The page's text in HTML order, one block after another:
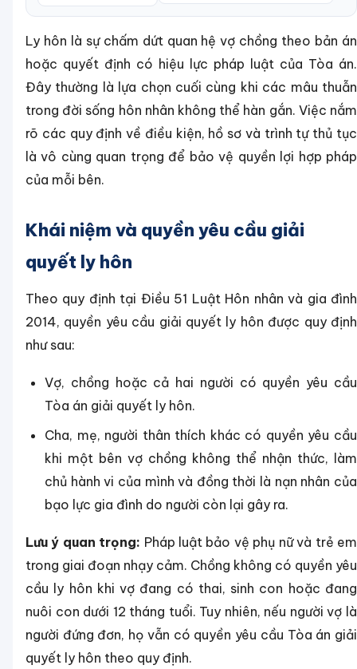
Ly hôn là sự chấm dứt quan hệ vợ chồng theo bản án
hoặc quyết định có hiệu lực pháp luật của Tòa án.
Đây thường là lựa chọn cuối cùng khi các mâu thuẫn
trong đời sống hôn nhân không thể hàn gắn. Việc nắm
rõ các quy định về điều kiện, hồ sơ và trình tự thủ tục
là vô cùng quan trọng để bảo vệ quyền lợi hợp pháp
của mỗi bên.
Khái niệm và quyền yêu cầu giải
quyết ly hôn
Theo quy định tại Điều 51 Luật Hôn nhân và gia đình
2014, quyền yêu cầu giải quyết ly hôn được quy định
như sau:
Vợ, chồng hoặc cả hai người có quyền yêu cầu
Tòa án giải quyết ly hôn.
Cha, mẹ, người thân thích khác có quyền yêu cầu
khi một bên vợ chồng không thể nhận thức, làm
chủ hành vi của mình và đồng thời là nạn nhân của
bạo lực gia đình do người còn lại gây ra.
Lưu ý quan trọng: Pháp luật bảo vệ phụ nữ và trẻ em
trong giai đoạn nhạy cảm. Chồng không có quyền yêu
cầu ly hôn khi vợ đang có thai, sinh con hoặc đang
nuôi con dưới 12 tháng tuổi. Tuy nhiên, nếu người vợ là
người đứng đơn, họ vẫn có quyền yêu cầu Tòa án giải
quyết ly hôn theo quy định.